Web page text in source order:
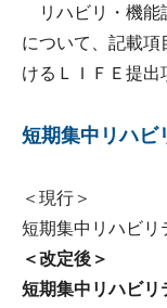
リハビリ・機能
について、記載項
けるＬＩＦＥ提出
短期集中リハビ
＜現行＞
短期集中リハビリ
＜改定後＞
短期集中リハビリ